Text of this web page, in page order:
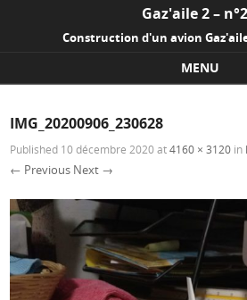
Gaz'aile 2 –
Construction d'un avion
MENU
IMG_20200906_230628
Published 10 décembre 2020at4160 × 3120 in
← Previous Next →